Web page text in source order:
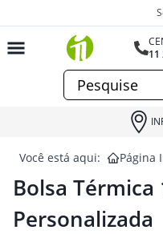
11
Você está aqui: Página
Bolsa Térmica
Personalizada